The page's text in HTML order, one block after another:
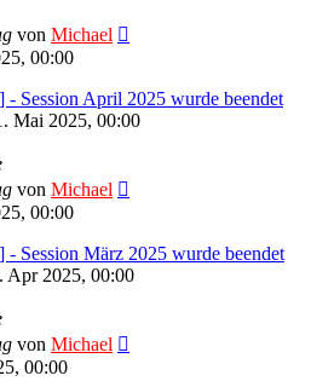
von Michael
00:00
- Session April 2025 wurde beendet
Mai 2025, 00:00
von Michael
00:00
- Session März 2025 wurde beendet
Apr 2025, 00:00
von Michael
00:00